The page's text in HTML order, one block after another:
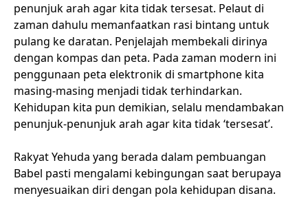
penunjuk arah agar kita tidak tersesat. Pelaut di
zaman dahulu memanfaatkan rasi bintang untuk
pulang ke daratan. Penjelajah membekali dirinya
dengan kompas dan peta. Pada zaman modern ini
penggunaan peta elektronik di smartphone kita
masing-masing menjadi tidak terhindarkan.
Kehidupan kita pun demikian, selalu mendambakan
penunjuk-penunjuk arah agar kita tidak ‘tersesat’.
Rakyat Yehuda yang berada dalam pembuangan
Babel pasti mengalami kebingungan saat berupaya
menyesuaikan diri dengan pola kehidupan disana.